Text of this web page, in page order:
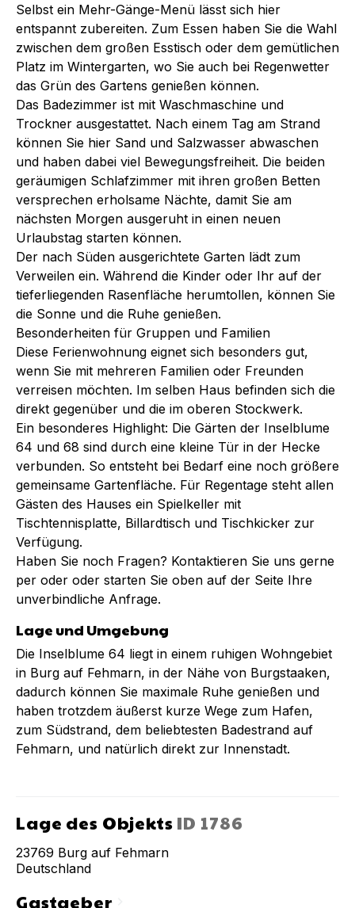
Selbst ein Mehr-Gänge-Menü lässt sich hier
entspannt zubereiten. Zum Essen haben Sie die Wahl
zwischen dem großen Esstisch oder dem gemütlichen
Platz im Wintergarten, wo Sie auch bei Regenwetter
das Grün des Gartens genießen können.
Das Badezimmer ist mit Waschmaschine und
Trockner ausgestattet. Nach einem Tag am Strand
können Sie hier Sand und Salzwasser abwaschen
und haben dabei viel Bewegungsfreiheit. Die beiden
geräumigen Schlafzimmer mit ihren großen Betten
versprechen erholsame Nächte, damit Sie am
nächsten Morgen ausgeruht in einen neuen
Urlaubstag starten können.
Der nach Süden ausgerichtete Garten lädt zum
Verweilen ein. Während die Kinder oder Ihr auf der
tieferliegenden Rasenfläche herumtollen, können Sie
die Sonne und die Ruhe genießen.
Besonderheiten für Gruppen und Familien
Diese Ferienwohnung eignet sich besonders gut,
wenn Sie mit mehreren Familien oder Freunden
verreisen möchten. Im selben Haus befinden sich die
direkt gegenüber und die im oberen Stockwerk.
Ein besonderes Highlight: Die Gärten der Inselblume
64 und 68 sind durch eine kleine Tür in der Hecke
verbunden. So entsteht bei Bedarf eine noch größere
gemeinsame Gartenfläche. Für Regentage steht allen
Gästen des Hauses ein Spielkeller mit
Tischtennisplatte, Billardtisch und Tischkicker zur
Verfügung.
Haben Sie noch Fragen? Kontaktieren Sie uns gerne
per oder oder starten Sie oben auf der Seite Ihre
unverbindliche Anfrage.
Lage und Umgebung
Die Inselblume 64 liegt in einem ruhigen Wohngebiet
in Burg auf Fehmarn, in der Nähe von Burgstaaken,
dadurch können Sie maximale Ruhe genießen und
haben trotzdem äußerst kurze Wege zum Hafen,
zum Südstrand, dem beliebtesten Badestrand auf
Fehmarn, und natürlich direkt zur Innenstadt.
Lage des Objekts ID 1786
23769 Burg auf Fehmarn
Deutschland
Gastgeberchevron_right